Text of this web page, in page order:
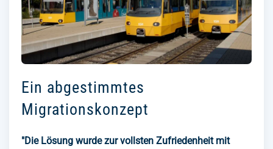
Ein abgestimmtes
Migrationskonzept
"Die Lösung wurde zur vollsten Zufriedenheit mit